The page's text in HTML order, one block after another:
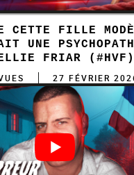
CETTE FILLE
UNE
FRIAR (#HVF)
27 FÉVRIER